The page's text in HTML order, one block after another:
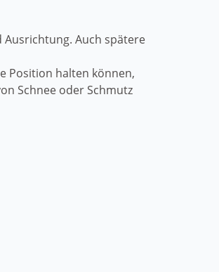
Auch spätere
Position halten können,
Schnee oder Schmutz